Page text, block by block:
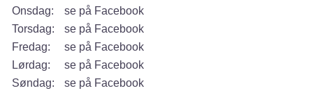
Onsdag:
se på Facebook
Torsdag:
se på Facebook
Fredag:
se på Facebook
Lørdag:
se på Facebook
Søndag:
se på Facebook